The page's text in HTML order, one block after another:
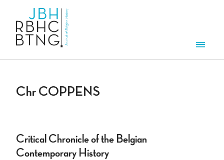
Chr COPPENS
Critical Chronicle of the Belgian
Contemporary History